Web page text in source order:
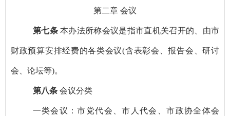
第二章 会议
第七条 本办法所称会议是指市直机关召开的、由市
财政预算安排经费的各类会议(含表彰会、报告会、研讨
会、论坛等)。
第八条 会议分类
一类会议：市党代会、市人代会、市政协全体会